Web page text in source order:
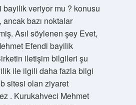
bayilik veriyor mu ? konusu
ancak bazı noktalar
Asıl söylenen şey Evet,
Efendi bayilik
iletişim bilgileri şu
ile ilgili daha fazla bilgi
sitesi olan ziyaret
. Kurukahveci Mehmet